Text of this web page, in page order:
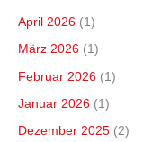
April 2026 (1)
März 2026 (1)
Februar 2026 (1)
Januar 2026 (1)
Dezember 2025 (2)